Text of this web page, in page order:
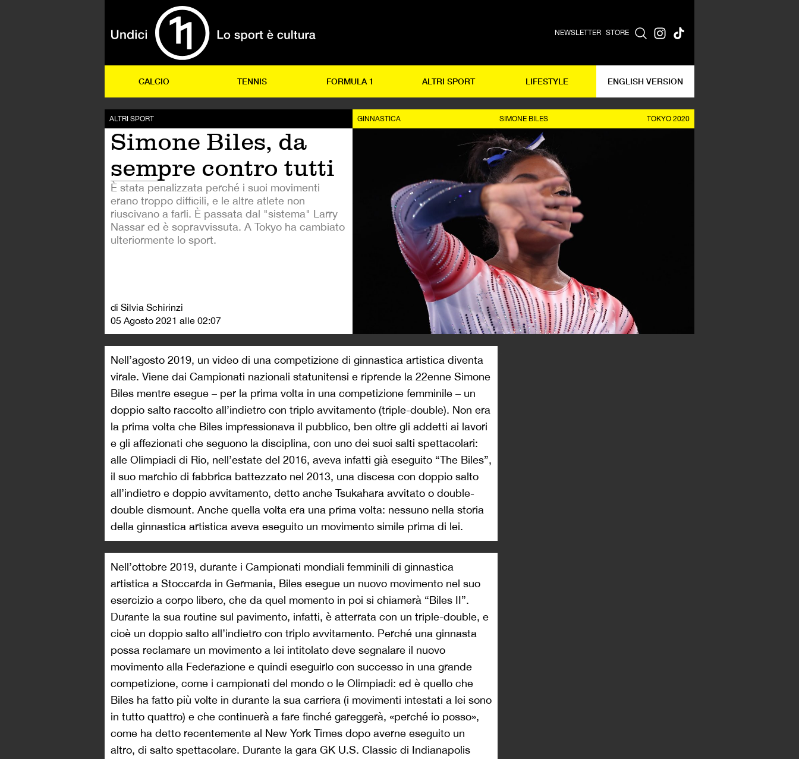
NEWSLETTER STORE
CALCIO TENNIS FORMULA 1 ALTRI SPORT LIFESTYLE ENGLISH VERSION
ALTRI SPORT
Simone Biles, da
sempre contro tutti
È stata penalizzata perché i suoi movimenti
erano troppo difficili, e le altre atlete non
riuscivano a farli. È passata dal "sistema" Larry
Nassar ed è sopravvissuta. A Tokyo ha cambiato
ulteriormente lo sport.
di Silvia Schirinzi
05 Agosto 2021 alle 02:07
GINNASTICA SIMONE BILES TOKYO 2020
Nell’agosto 2019, un video di una competizione di ginnastica artistica diventa
virale. Viene dai Campionati nazionali statunitensi e riprende la 22enne Simone
Biles mentre esegue – per la prima volta in una competizione femminile – un
doppio salto raccolto all’indietro con triplo avvitamento (triple-double). Non era
la prima volta che Biles impressionava il pubblico, ben oltre gli addetti ai lavori
e gli affezionati che seguono la disciplina, con uno dei suoi salti spettacolari:
alle Olimpiadi di Rio, nell’estate del 2016, aveva infatti già eseguito “The Biles”,
il suo marchio di fabbrica battezzato nel 2013, una discesa con doppio salto
all’indietro e doppio avvitamento, detto anche Tsukahara avvitato o double-
double dismount. Anche quella volta era una prima volta: nessuno nella storia
della ginnastica artistica aveva eseguito un movimento simile prima di lei.
Nell’ottobre 2019, durante i Campionati mondiali femminili di ginnastica
artistica a Stoccarda in Germania, Biles esegue un nuovo movimento nel suo
esercizio a corpo libero, che da quel momento in poi si chiamerà “Biles II”.
Durante la sua routine sul pavimento, infatti, è atterrata con un triple-double, e
cioè un doppio salto all’indietro con triplo avvitamento. Perché una ginnasta
possa reclamare un movimento a lei intitolato deve segnalare il nuovo
movimento alla Federazione e quindi eseguirlo con successo in una grande
competizione, come i campionati del mondo o le Olimpiadi: ed è quello che
Biles ha fatto più volte in durante la sua carriera (i movimenti intestati a lei sono
in tutto quattro) e che continuerà a fare finché gareggerà, «perché io posso»,
come ha detto recentemente al New York Times dopo averne eseguito un
altro, di salto spettacolare. Durante la gara GK U.S. Classic di Indianapolis